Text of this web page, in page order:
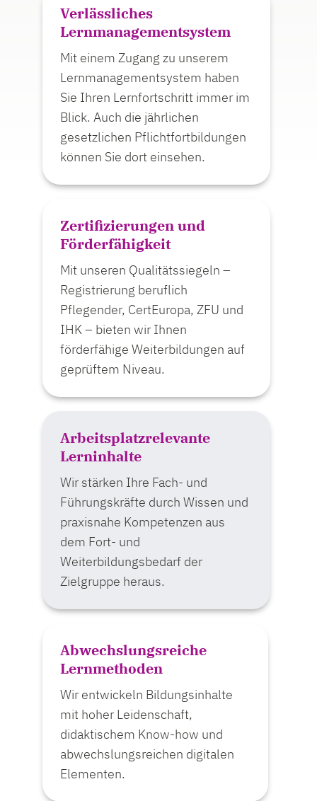
Verlässliches
Lernmanagement­system
Mit einem Zugang zu unserem
Lernmanagementsystem haben
Sie Ihren Lernfortschritt immer im
Blick. Auch die jährlichen
gesetzlichen Pflichtfortbildungen
können Sie dort einsehen.
Zertifizierungen und
Förderfähigkeit
Mit unseren Qualitätssiegeln –
Registrierung beruflich
Pflegender, CertEuropa, ZFU und
IHK – bieten wir Ihnen
förderfähige Weiterbildungen auf
geprüftem Niveau.
Arbeitsplatzrelevante
Lerninhalte
Wir stärken Ihre Fach- und
Führungskräfte durch Wissen und
praxisnahe Kompetenzen aus
dem Fort- und
Weiterbildungsbedarf der
Zielgruppe heraus.
Abwechslungsreiche
Lernmethoden
Wir entwickeln Bildungsinhalte
mit hoher Leidenschaft,
didaktischem Know-how und
abwechslungsreichen digitalen
Elementen.